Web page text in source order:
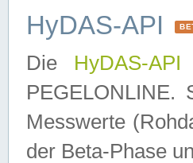
HyDAS-API
Die HyDAS-API
PEGELONLINE.
Messwerte
der Beta-Phase